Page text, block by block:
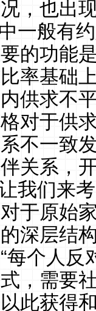
，也出
一般有
的功能
率基础
供求不
对于供
不一致
关系，
我们来
于原始
深层结
每个人反
，需要
此获得